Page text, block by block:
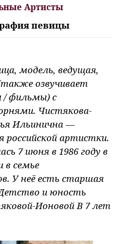
Артисты
певицы
модель, ведущая,
озвучивает
фильмы) с
Чистякова-
Ильинична —
российской артистки.
7 июня в 1986 году в
в семье
У неё есть старшая
и юность
Ионовой В 7 лет